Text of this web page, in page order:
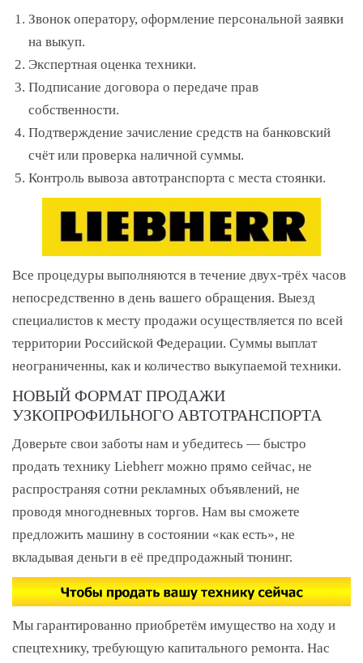
Звонок оператору, оформление персональной заявки
на выкуп.
Экспертная оценка техники.
Подписание договора о передаче прав
собственности.
Подтверждение зачисление средств на банковский
счёт или проверка наличной суммы.
Контроль вывоза автотранспорта с места стоянки.
Все процедуры выполняются в течение двух-трёх часов
непосредственно в день вашего обращения. Выезд
специалистов к месту продажи осуществляется по всей
территории Российской Федерации. Суммы выплат
неограниченны, как и количество выкупаемой техники.
НОВЫЙ ФОРМАТ ПРОДАЖИ
УЗКОПРОФИЛЬНОГО АВТОТРАНСПОРТА
Доверьте свои заботы нам и убедитесь — быстро
продать технику Liebherr можно прямо сейчас, не
распространяя сотни рекламных объявлений, не
проводя многодневных торгов. Нам вы сможете
предложить машину в состоянии «как есть», не
вкладывая деньги в её предпродажный тюнинг.
Мы гарантированно приобретём имущество на ходу и
спецтехнику, требующую капитального ремонта. Нас